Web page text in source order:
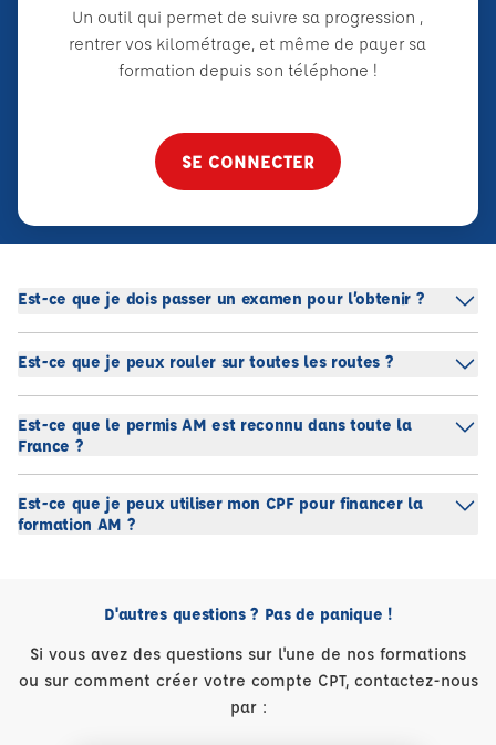
Un outil qui permet de suivre sa progression ,
rentrer vos kilométrage, et même de payer sa
formation depuis son téléphone !
SE CONNECTER
Est-ce que je dois passer un examen pour l’obtenir ?
Est-ce que je peux rouler sur toutes les routes ?
Est-ce que le permis AM est reconnu dans toute la
France ?
Est-ce que je peux utiliser mon CPF pour financer la
formation AM ?
D'autres questions ? Pas de panique !
Si vous avez des questions sur l'une de nos formations
ou sur comment créer votre compte CPT, contactez-nous
par :